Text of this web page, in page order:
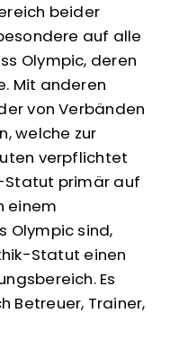
beider
auf alle
Olympic, deren
Mit anderen
von Verbänden
welche zur
verpflichtet
Statut primär auf
einem
Olympic sind,
Statut einen
Es
Betreuer, Trainer,